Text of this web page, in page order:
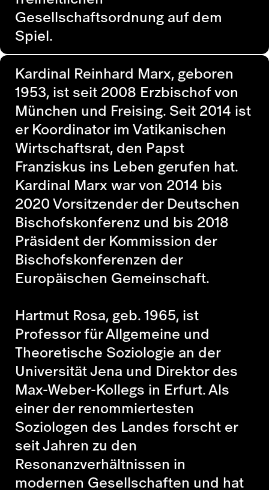
Gesellschaftsordnung auf dem
Spiel.
Kardinal Reinhard Marx, geboren
1953, ist seit 2008 Erzbischof von
München und Freising. Seit 2014 ist
er Koordinator im Vatikanischen
Wirtschaftsrat, den Papst
Franziskus ins Leben gerufen hat.
Kardinal Marx war von 2014 bis
2020 Vorsitzender der Deutschen
Bischofskonferenz und bis 2018
Präsident der Kommission der
Bischofskonferenzen der
Europäischen Gemeinschaft.
Hartmut Rosa, geb. 1965, ist
Professor für Allgemeine und
Theoretische Soziologie an der
Universität Jena und Direktor des
Max-Weber-Kollegs in Erfurt. Als
einer der renommiertesten
Soziologen des Landes forscht er
seit Jahren zu den
Resonanzverhältnissen in
modernen Gesellschaften und hat